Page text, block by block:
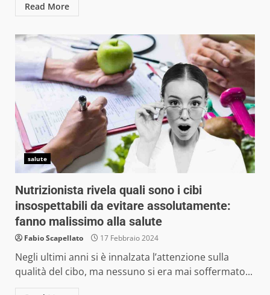
Read More
salute
Nutrizionista rivela quali sono i cibi
insospettabili da evitare assolutamente:
fanno malissimo alla salute
Fabio Scapellato 17 Febbraio 2024
Negli ultimi anni si è innalzata l’attenzione sulla
qualità del cibo, ma nessuno si era mai soffermato...